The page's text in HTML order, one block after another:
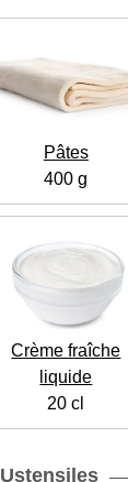
Pâtes
400 g
Crème fraîche
liquide
20 cl
Ustensiles